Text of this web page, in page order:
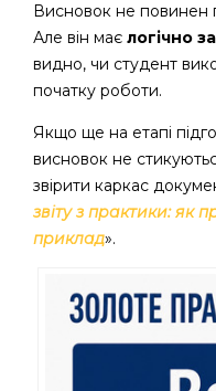
Висновок не повинен
Але він має логічно
видно, чи студент
початку роботи.
Якщо ще на етапі
висновок не
звірити каркас
звіту з практики: як
приклад».